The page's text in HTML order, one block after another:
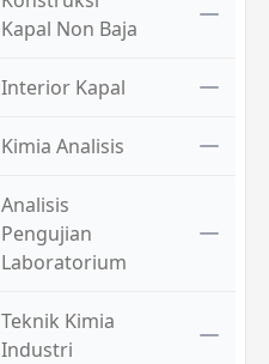
Kapal Non Baja
Interior Kapal
Kimia Analisis
Analisis
Pengujian
Laboratorium
Teknik Kimia
Industri